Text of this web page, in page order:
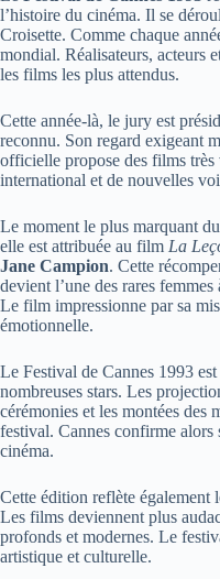
l’histoire du cinéma. Il se
Croisette. Comme chaque
mondial. Réalisateurs, acteurs
les films les plus attendus.
Cette année-là, le jury est
reconnu. Son regard exigeant
officielle propose des films
international et de nouvelles
Le moment le plus marquant
elle est attribuée au film La
Jane Campion. Cette
devient l’une des rares
Le film impressionne par sa
émotionnelle.
Le Festival de Cannes 1993
nombreuses stars. Les
cérémonies et les montées des
festival. Cannes confirme
cinéma.
Cette édition reflète également
Les films deviennent plus
profonds et modernes. Le
artistique et culturelle.